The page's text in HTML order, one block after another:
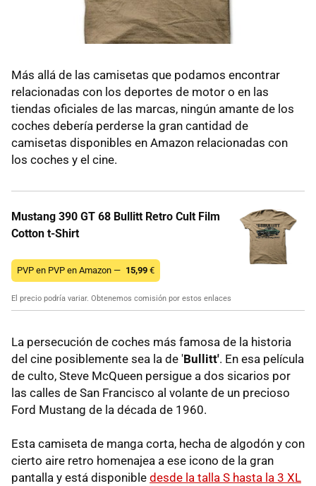
Más allá de las camisetas que podamos encontrar
relacionadas con los deportes de motor o en las
tiendas oficiales de las marcas, ningún amante de los
coches debería perderse la gran cantidad de
camisetas disponibles en Amazon relacionadas con
los coches y el cine.
Mustang 390 GT 68 Bullitt Retro Cult Film
Cotton t-Shirt
PVP en PVP en Amazon — 15,99 €
El precio podría variar. Obtenemos comisión por estos enlaces
La persecución de coches más famosa de la historia
del cine posiblemente sea la de 'Bullitt'. En esa película
de culto, Steve McQueen persigue a dos sicarios por
las calles de San Francisco al volante de un precioso
Ford Mustang de la década de 1960.
Esta camiseta de manga corta, hecha de algodón y con
cierto aire retro homenajea a ese icono de la gran
pantalla y está disponible desde la talla S hasta la 3 XL